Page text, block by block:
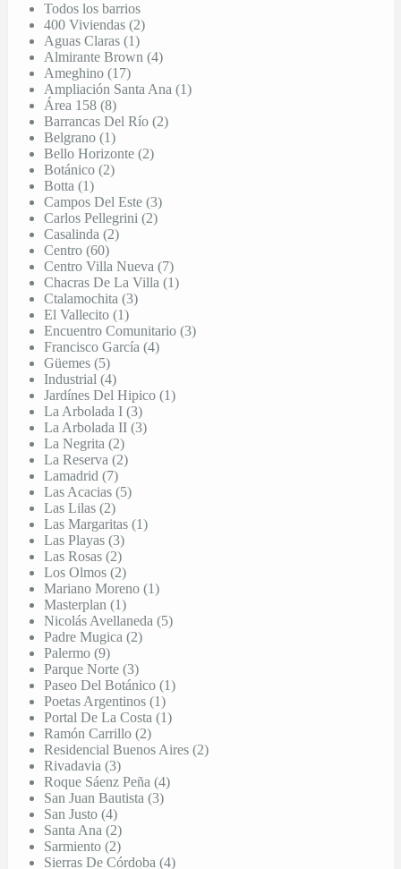
Todos los barrios
400 Viviendas (2)
Aguas Claras (1)
Almirante Brown (4)
Ameghino (17)
Ampliación Santa Ana (1)
Área 158 (8)
Barrancas Del Río (2)
Belgrano (1)
Bello Horizonte (2)
Botánico (2)
Botta (1)
Campos Del Este (3)
Carlos Pellegrini (2)
Casalinda (2)
Centro (60)
Centro Villa Nueva (7)
Chacras De La Villa (1)
Ctalamochita (3)
El Vallecito (1)
Encuentro Comunitario (3)
Francisco García (4)
Güemes (5)
Industrial (4)
Jardínes Del Hipico (1)
La Arbolada I (3)
La Arbolada II (3)
La Negrita (2)
La Reserva (2)
Lamadrid (7)
Las Acacias (5)
Las Lilas (2)
Las Margaritas (1)
Las Playas (3)
Las Rosas (2)
Los Olmos (2)
Mariano Moreno (1)
Masterplan (1)
Nicolás Avellaneda (5)
Padre Mugica (2)
Palermo (9)
Parque Norte (3)
Paseo Del Botánico (1)
Poetas Argentinos (1)
Portal De La Costa (1)
Ramón Carrillo (2)
Residencial Buenos Aires (2)
Rivadavia (3)
Roque Sáenz Peña (4)
San Juan Bautista (3)
San Justo (4)
Santa Ana (2)
Sarmiento (2)
Sierras De Córdoba (4)